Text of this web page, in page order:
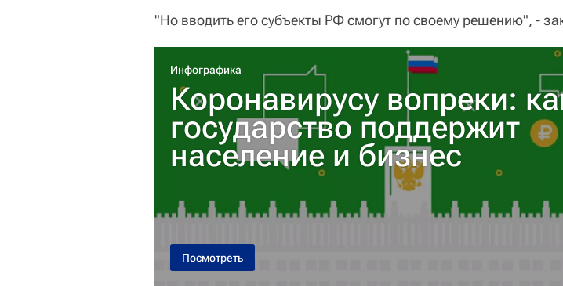
"Но вводить его субъекты РФ смогут по своему решению", -
Инфографика
Коронавирусу вопреки:
государство поддержит
население и бизнес
Посмотреть